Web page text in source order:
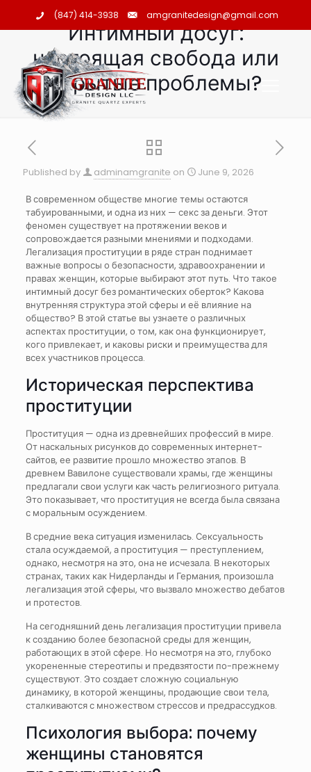
(847) 414-3938 amgranitedesign@gmail.com
Интимный досуг:
настоящая свобода или
скрытые проблемы?
Published by adminamgranite on June 9, 2026
В современном обществе многие темы остаются
табуированными, и одна из них — секс за деньги. Этот
феномен существует на протяжении веков и
сопровождается разными мнениями и подходами.
Легализация проституции в ряде стран поднимает
важные вопросы о безопасности, здравоохранении и
правах женщин, которые выбирают этот путь. Что такое
интимный досуг без романтических оберток? Какова
внутренняя структура этой сферы и её влияние на
общество? В этой статье вы узнаете о различных
аспектах проституции, о том, как она функционирует,
кого привлекает, и каковы риски и преимущества для
всех участников процесса.
Историческая перспектива
проституции
Проституция — одна из древнейших профессий в мире.
От наскальных рисунков до современных интернет-
сайтов, ее развитие прошло множество этапов. В
древнем Вавилоне существовали храмы, где женщины
предлагали свои услуги как часть религиозного ритуала.
Это показывает, что проституция не всегда была связана
с моральным осуждением.
В средние века ситуация изменилась. Сексуальность
стала осуждаемой, а проституция — преступлением,
однако, несмотря на это, она не исчезала. В некоторых
странах, таких как Нидерланды и Германия, произошла
легализация этой сферы, что вызвало множество дебатов
и протестов.
На сегодняшний день легализация проституции привела
к созданию более безопасной среды для женщин,
работающих в этой сфере. Но несмотря на это, глубоко
укорененные стереотипы и предвзятости по-прежнему
существуют. Это создает сложную социальную
динамику, в которой женщины, продающие свои тела,
сталкиваются с множеством стрессов и предрассудков.
Психология выбора: почему
женщины становятся